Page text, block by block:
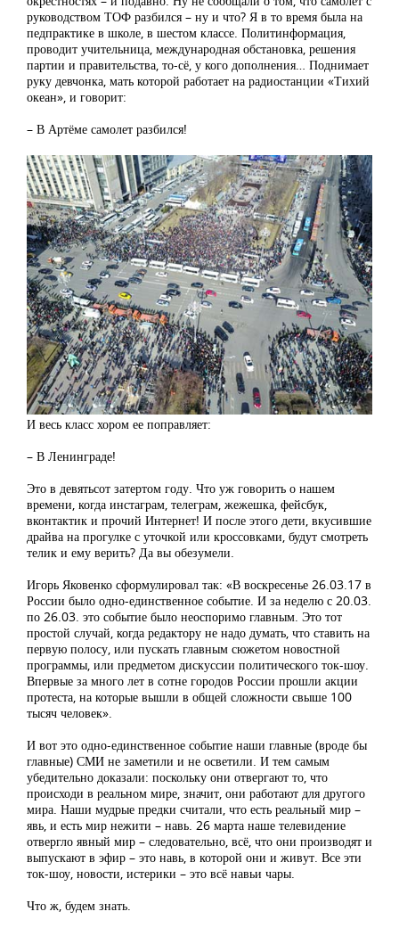
руководством ТОФ разбился – ну и что? Я в то время была на
педпрактике в школе, в шестом классе. Политинформация,
проводит учительница, международная обстановка, решения
партии и правительства, то-сё, у кого дополнения… Поднимает
руку девчонка, мать которой работает на радиостанции «Тихий
океан», и говорит:
– В Артёме самолет разбился!
И весь класс хором ее поправляет:
– В Ленинграде!
Это в девятьсот затертом году. Что уж говорить о нашем
времени, когда инстаграм, телеграм, жежешка, фейсбук,
вконтактик и прочий Интернет! И после этого дети, вкусившие
драйва на прогулке с уточкой или кроссовками, будут смотреть
телик и ему верить? Да вы обезумели.
Игорь Яковенко сформулировал так: «В воскресенье 26.03.17 в
России было одно-единственное событие. И за неделю с 20.03.
по 26.03. это событие было неоспоримо главным. Это тот
простой случай, когда редактору не надо думать, что ставить на
первую полосу, или пускать главным сюжетом новостной
программы, или предметом дискуссии политического ток-шоу.
Впервые за много лет в сотне городов России прошли акции
протеста, на которые вышли в общей сложности свыше 100
тысяч человек».
И вот это одно-единственное событие наши главные (вроде бы
главные) СМИ не заметили и не осветили. И тем самым
убедительно доказали: поскольку они отвергают то, что
происходи в реальном мире, значит, они работают для другого
мира. Наши мудрые предки считали, что есть реальный мир –
явь, и есть мир нежити – навь. 26 марта наше телевидение
отвергло явный мир – следовательно, всё, что они производят и
выпускают в эфир – это навь, в которой они и живут. Все эти
ток-шоу, новости, истерики – это всё навьи чары.
Что ж, будем знать.